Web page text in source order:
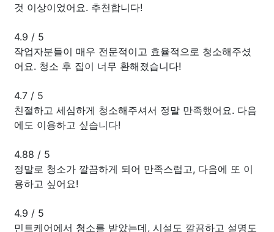
것 이상이었어요. 추천합니다!
4.9 / 5
작업자분들이 매우 전문적이고 효율적으로 청소해주셨
어요. 청소 후 집이 너무 환해졌습니다!
4.7 / 5
친절하고 세심하게 청소해주셔서 정말 만족했어요. 다음
에도 이용하고 싶습니다!
4.88 / 5
정말로 청소가 깔끔하게 되어 만족스럽고, 다음에 또 이
용하고 싶어요!
4.9 / 5
민트케어에서 청소를 받았는데, 시설도 깔끔하고 설명도